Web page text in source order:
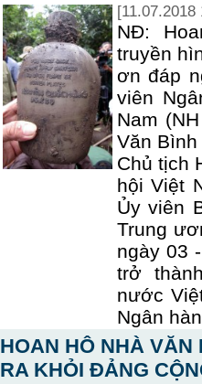
[11.07.2018
NĐ:
truyền
ơn đáp
viên
Nam
Văn
Chủ tịch
hội Việt
Ủy viên
Trung
ngày 03
trở
nước
Ngân
HOAN HÔ NHÀ VĂN
RA KHỎI ĐẢNG